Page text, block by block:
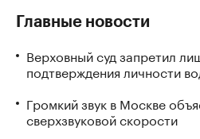
Главные новости
Верховный суд запретил
подтверждения личности
Громкий звук в Москве
сверхзвуковой скорости